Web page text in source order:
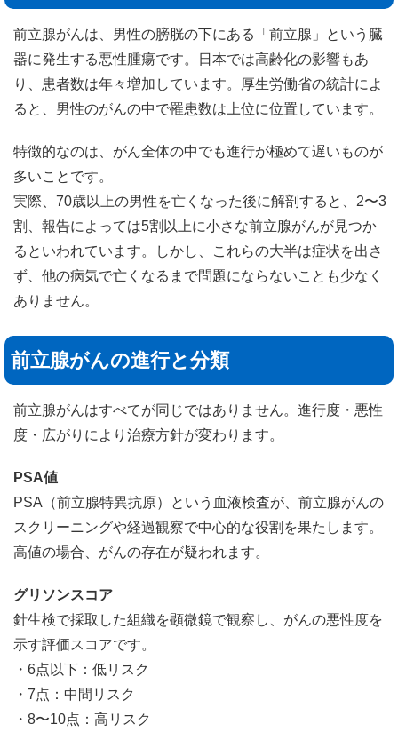
前立腺がんは、男性の膀胱の下にある「前立腺」という臓
器に発生する悪性腫瘍です。日本では高齢化の影響もあ
り、患者数は年々増加しています。厚生労働省の統計によ
ると、男性のがんの中で罹患数は上位に位置しています。
特徴的なのは、がん全体の中でも進行が極めて遅いものが
多いことです。
実際、70歳以上の男性を亡くなった後に解剖すると、2〜3
割、報告によっては5割以上に小さな前立腺がんが見つか
るといわれています。しかし、これらの大半は症状を出さ
ず、他の病気で亡くなるまで問題にならないことも少なく
ありません。
前立腺がんの進行と分類
前立腺がんはすべてが同じではありません。進行度・悪性
度・広がりにより治療方針が変わります。
PSA値
PSA（前立腺特異抗原）という血液検査が、前立腺がんの
スクリーニングや経過観察で中心的な役割を果たします。
高値の場合、がんの存在が疑われます。
グリソンスコア
針生検で採取した組織を顕微鏡で観察し、がんの悪性度を
示す評価スコアです。
・6点以下：低リスク
・7点：中間リスク
・8〜10点：高リスク